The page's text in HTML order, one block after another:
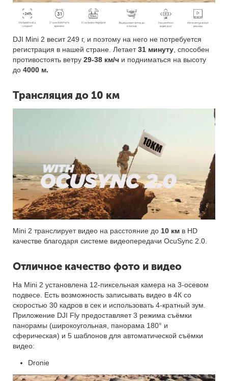
DJI Mini 2 весит 249 г, и поэтому на него не потребуется
регистрация в нашей стране. Летает31 минуту , способен
противостоять ветру 29-38 км/ч и подниматься на высоту
до 4000 м.
Трансляция до 10 км
Mini 2 транслирует видео на расстояние до 10 км в HD
качестве благодаря системе видеопередачи OcuSync 2.0.
Отличное качество фото и видео
На Mini 2 установлена 12-пиксельная камера на 3-осевом
подвесе. Есть возможность записывать видео в 4К со
скоростью 30 кадров в сек и использовать 4-кратный зум.
Приложение DJI Fly предоставляет 3 режима съёмки
панорамы (широкоугольная, панорама 180° и
сферическая) и 5 шаблонов для автоматической съёмки
видео:
Dronie